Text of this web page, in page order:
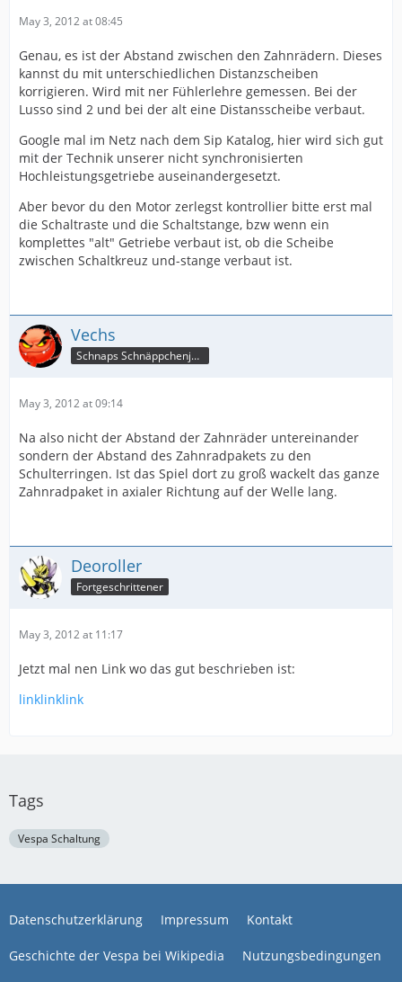
May 3, 2012 at 08:45
Genau, es ist der Abstand zwischen den Zahnrädern. Dieses
kannst du mit unterschiedlichen Distanzscheiben
korrigieren. Wird mit ner Fühlerlehre gemessen. Bei der
Lusso sind 2 und bei der alt eine Distansscheibe verbaut.
Google mal im Netz nach dem Sip Katalog, hier wird sich gut
mit der Technik unserer nicht synchronisierten
Hochleistungsgetriebe auseinandergesetzt.
Aber bevor du den Motor zerlegst kontrollier bitte erst mal
die Schaltraste und die Schaltstange, bzw wenn ein
komplettes "alt" Getriebe verbaut ist, ob die Scheibe
zwischen Schaltkreuz und-stange verbaut ist.
Vechs
Schnaps Schnäppchenjäger
May 3, 2012 at 09:14
Na also nicht der Abstand der Zahnräder untereinander
sondern der Abstand des Zahnradpakets zu den
Schulterringen. Ist das Spiel dort zu groß wackelt das ganze
Zahnradpaket in axialer Richtung auf der Welle lang.
Deoroller
Fortgeschrittener
May 3, 2012 at 11:17
Jetzt mal nen Link wo das gut beschrieben ist:
linklinklink
Tags
Vespa Schaltung
Datenschutzerklärung Impressum Kontakt
Geschichte der Vespa bei Wikipedia Nutzungsbedingungen